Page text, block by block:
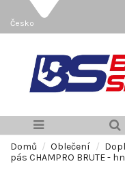
Česko
Domů Oblečení
pás CHAMPRO BRUTE -